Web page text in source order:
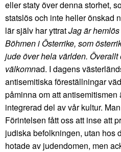
eller staty över denna storhet,
statslös och inte heller önskad
lär själv har yttratJag är
Böhmen i Österrike, som
jude över hela världen.
välkomnad. I dagens
antisemitiska föreställningar
påminna om att
integrerad del av vår kultur.
Förintelsen fått oss att inse att
judiska befolkningen, utan hos
hotade av judendomen, men